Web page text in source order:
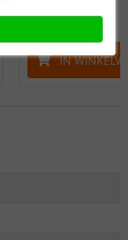
OP VOORRAAD
IN